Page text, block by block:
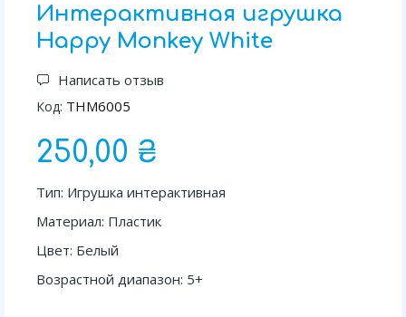
Интерактивная игрушка
Happy Monkey White
Написать отзыв
Код: THM6005
250,00 ₴
Тип: Игрушка интерактивная
Материал: Пластик
Цвет: Белый
Возрастной диапазон: 5+